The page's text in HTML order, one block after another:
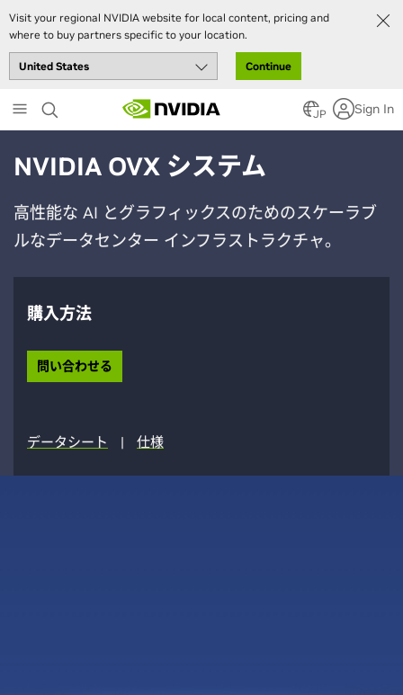
Visit your regional NVIDIA website for local content, pricing and
where to buy partners specific to your location.
Continue
to
main
JP Sign In
NVIDIA OVX システム
高性能な AI とグラフィックスのためのスケーラブ
ルなデータセンター インフラストラクチャ。
購入方法
問い合わせる
データシート | 仕様